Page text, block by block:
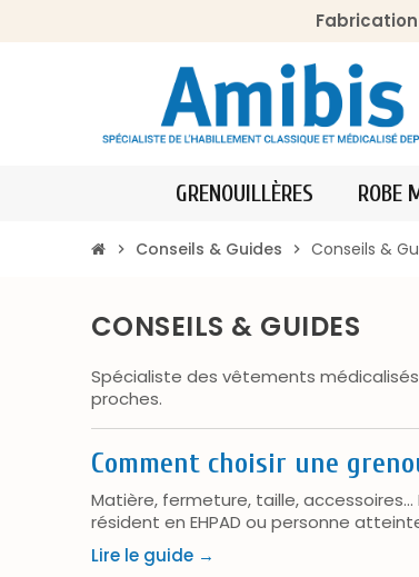
GRENOUILLÈRES ROBE
chevron_right Conseils & Guides chevron_right Conseils &
CONSEILS & GUIDES
Spécialiste des vêtements
proches.
Comment choisir une
Matière, fermeture, taille,
résident en EHPAD ou personne
Lire le guide →